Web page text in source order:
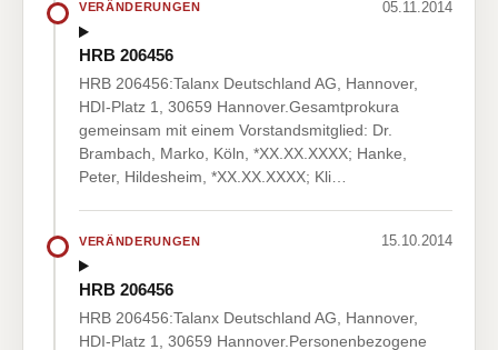
VERÄNDERUNGEN 05.11.2014
HRB 206456
HRB 206456:Talanx Deutschland AG, Hannover,
HDI-Platz 1, 30659 Hannover.Gesamtprokura
gemeinsam mit einem Vorstandsmitglied: Dr.
Brambach, Marko, Köln, *XX.XX.XXXX; Hanke,
Peter, Hildesheim, *XX.XX.XXXX; Kli…
VERÄNDERUNGEN 15.10.2014
HRB 206456
HRB 206456:Talanx Deutschland AG, Hannover,
HDI-Platz 1, 30659 Hannover.Personenbezogene